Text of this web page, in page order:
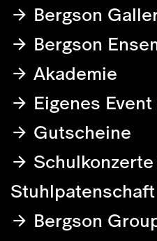
Bergson
Bergson
Akademie
Eigenes
Gutscheine
Stuhlpatenschaft
Bergson